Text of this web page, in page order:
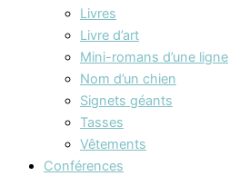
Livres
Livre d’art
Mini-romans d’une ligne
Nom d’un chien
Signets géants
Tasses
Vêtements
Conférences